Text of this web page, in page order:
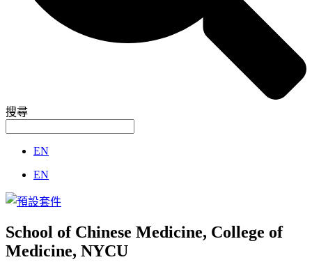
搜尋
EN
EN
School of Chinese Medicine, College of
Medicine, NYCU